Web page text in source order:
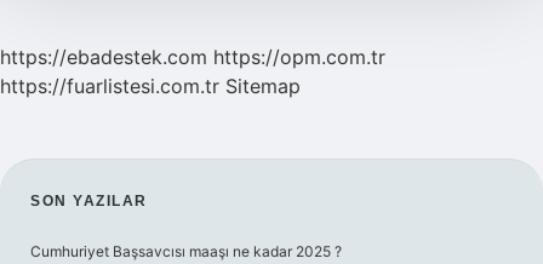
https://ebadestek.com https://opm.com.tr
https://fuarlistesi.com.tr Sitemap
SIDEBAR
SON YAZILAR
Cumhuriyet Başsavcısı maaşı ne kadar 2025 ?